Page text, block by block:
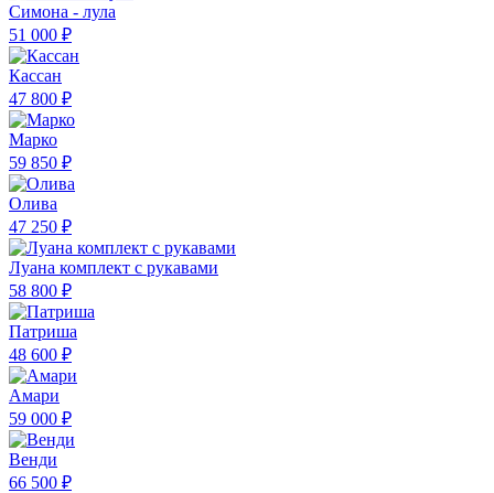
Симона - лула
51 000 ₽
Кассан
47 800 ₽
Марко
59 850 ₽
Олива
47 250 ₽
Луана комплект с рукавами
58 800 ₽
Патриша
48 600 ₽
Амари
59 000 ₽
Венди
66 500 ₽